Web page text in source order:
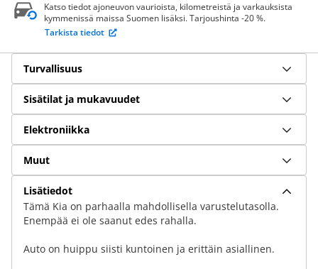
Katso tiedot ajoneuvon vaurioista, kilometreistä ja varkauksista
kymmenissä maissa Suomen lisäksi. Tarjoushinta -20 %.
Tarkista tiedot
Turvallisuus
Sisätilat ja mukavuudet
Elektroniikka
Muut
Lisätiedot
Tämä Kia on parhaalla mahdollisella varustelutasolla.
Enempää ei ole saanut edes rahalla.
Auto on huippu siisti kuntoinen ja erittäin asiallinen.